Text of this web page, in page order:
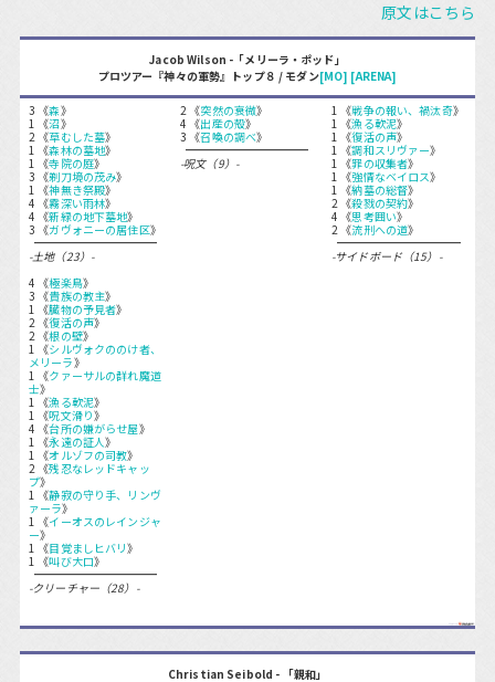
原文はこちら
Jacob Wilson -「メリーラ・ポッド」
プロツアー『神々の軍勢』トップ８ / モダン[MO] [ARENA]
3 《森》
1 《沼》
2 《草むした墓》
1 《森林の墓地》
1 《寺院の庭》
3 《剃刀境の茂み》
1 《神無き祭殿》
4 《霧深い雨林》
4 《新緑の地下墓地》
3 《ガヴォニーの居住区》
-土地（23）-
4 《極楽鳥》
3 《貴族の教主》
1 《臓物の予見者》
2 《復活の声》
2 《根の壁》
1 《シルヴォクののけ者、
メリーラ》
1 《クァーサルの群れ魔道
士》
1 《漁る軟泥》
1 《呪文滑り》
4 《台所の嫌がらせ屋》
1 《永遠の証人》
1 《オルゾフの司教》
2 《残忍なレッドキャッ
プ》
1 《静寂の守り手、リンヴ
ァーラ》
1 《イーオスのレインジャ
ー》
1 《目覚ましヒバリ》
1 《叫び大口》
-クリーチャー（28）-
2 《突然の衰微》
4 《出産の殻》
3 《召喚の調べ》
-呪文（9）-
1 《戦争の報い、禍汰奇》
1 《漁る軟泥》
1 《復活の声》
1 《調和スリヴァー》
1 《罪の収集者》
1 《強情なベイロス》
1 《納墓の総督》
2 《殺戮の契約》
4 《思考囲い》
2 《流刑への道》
-サイドボード（15）-
Christian Seibold - 「親和」